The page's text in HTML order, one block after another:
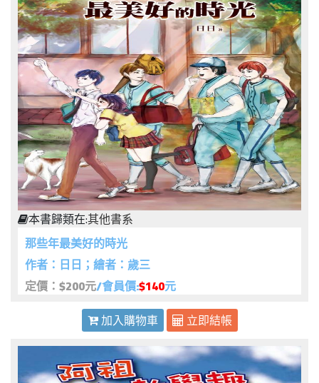
本書歸類在:其他書系
那些年最美好的時光
作者：日日；繪者：歲三
定價：$200元/會員價:$140元
加入購物車
立即結帳